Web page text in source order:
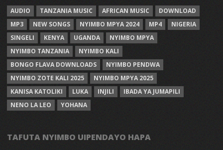
AUDIO TANZANIA MUSIC AFRICAN MUSIC
DOWNLOAD
MP3
NEW SONGS NYIMBO MPYA 2024 MP4
NIGERIA
SINGELI
KENYA UGANDA
NYIMBO MPYA
NYIMBO TANZANIA
NYIMBO KALI
BONGO FLAVA DOWNLOADS
NYIMBO PENDWA
NYIMBO ZOTE KALI 2025
NYIMBO MPYA 2025
KANISA KATOLIKI
LUKA INJILI
IBADA YA JUMAPILI
NENO LA LEO
YOHANA
TAFUTA NYIMBO UIPENDAYO HAPA